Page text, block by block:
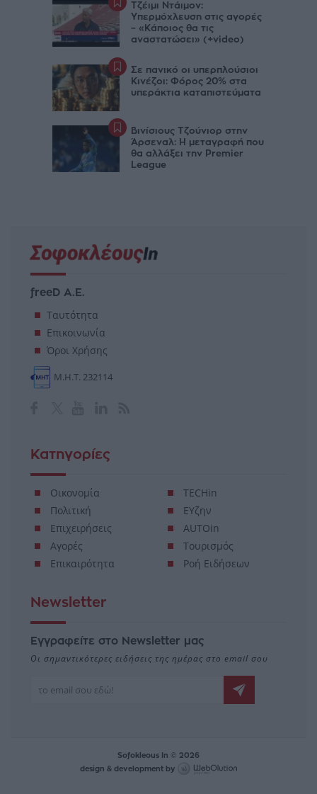
Τζέιμι Ντάιμον:
Υπερμόχλευση στις αγορές
– «Κάποιος θα τις
αναστατώσει» (+video)
Σε πανικό οι υπερπλούσιοι
Κινέζοι: Φόρος 20% στα
υπεράκτια καταπιστεύματα
Βινίσιους Τζούνιορ στην
Άρσεναλ: Η μεταγραφή που
θα αλλάξει την Premier
League
freeD Α.Ε.
Ταυτότητα
Επικοινωνία
Όροι Χρήσης
Μ.Η.Τ. 232114
Κατηγορίες
Οικονομία
Πολιτική
Επιχειρήσεις
Αγορές
Επικαιρότητα
TECHin
ΕΥζην
AUTOin
Τουρισμός
Ροή Ειδήσεων
Newsletter
Εγγραφείτε στο Newsletter μας
Οι σημαντικότερες ειδήσεις της ημέρας στο email σου
Sofokleous In © 2026
design & development by